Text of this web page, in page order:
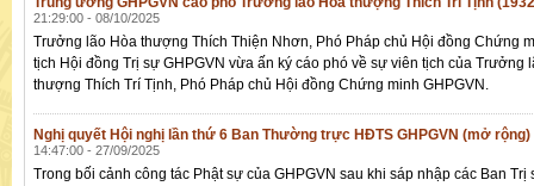
21:29:00 - 08/10/2025
Trưởng lão Hòa thượng Thích Thiện Nhơn, Phó Pháp chủ Hội đồng Chứng
tịch Hội đồng Trị sự GHPGVN vừa ấn ký cáo phó về sự viên tịch của Trưởng
thượng Thích Trí Tịnh, Phó Pháp chủ Hội đồng Chứng minh GHPGVN.
Nghị quyết Hội nghị lần thứ 6 Ban Thường trực HĐTS GHPGVN (mở rộng)
14:47:00 - 27/09/2025
Trong bối cảnh công tác Phật sự của GHPGVN sau khi sáp nhập các Ban Trị